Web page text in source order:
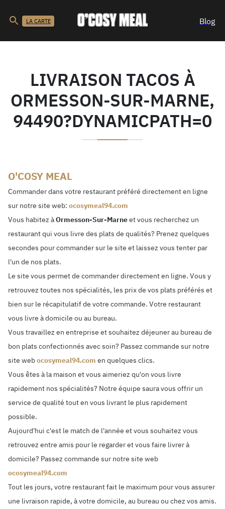
LA CARTE Blog
LIVRAISON TACOS À
ORMESSON-SUR-MARNE,
94490?DYNAMICPATH=0
O'COSY MEAL
Commander dans votre restaurant préféré directement en ligne
sur notre site web: ocosymeal94.com
Vous habitez àOrmesson-Sur-Marneet vous recherchez un
restaurant qui vous livre des plats de qualités? Prenez quelques
secondes pour commander sur le site et laissez vous tenter par
l'un de nos plats.
Le site vous permet de commander directement en ligne. Vous y
retrouvez toutes nos spécialités, les prix de vos plats préférés et
bien sur le récapitulatif de votre commande. Votre restaurant
vous livre à domicile ou au bureau.
Vous travaillez en entreprise et souhaitez déjeuner au bureau de
bon plats confectionnés avec soin? Passez commande sur notre
site webocosymeal94.com en quelques clics.
Vous êtes à la maison et vous aimeriez qu'on vous livre
rapidement nos spécialités? Notre équipe saura vous offrir un
service de qualité tout en vous livrant le plus rapidement
possible.
Aujourd'hui c'est le match de l'année et vous souhaitez vous
retrouvez entre amis pour le regarder et vous faire livrer à
domicile? Passez commande sur notre site web
ocosymeal94.com
Tout les jours, votre restaurant fait le maximum pour vous assurer
une livraison rapide, à votre domicile, au bureau ou chez vos amis.